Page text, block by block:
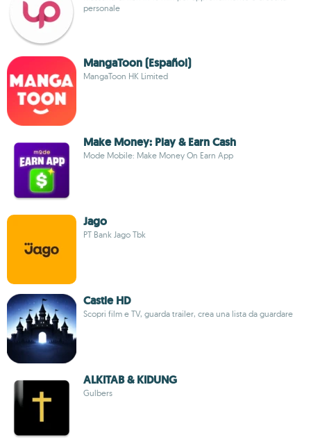
personale
MangaToon (Español)
MangaToon HK Limited
Make Money: Play & Earn Cash
Mode Mobile: Make Money On Earn App
Jago
PT Bank Jago Tbk
Castle HD
Scopri film e TV, guarda trailer, crea una lista da guardare
ALKITAB & KIDUNG
Gulbers